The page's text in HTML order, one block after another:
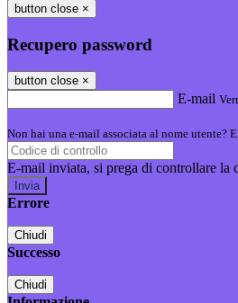
button close ×
Recupero password
button close ×
E-mail
Non hai una e-mail associata al nome utente?
E-mail inviata, si prega di controllare la
Errore
Chiudi
Successo
Chiudi